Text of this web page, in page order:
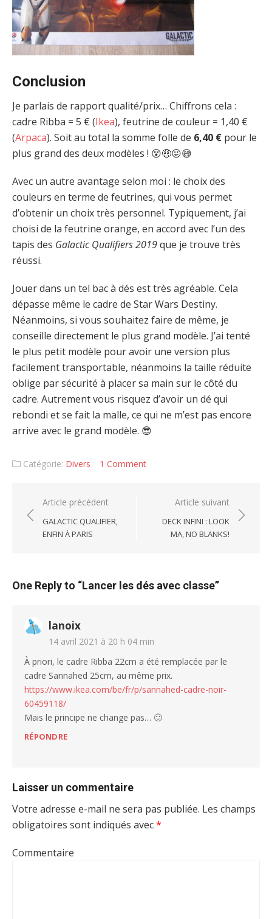
Conclusion
Je parlais de rapport qualité/prix… Chiffrons cela :
cadre Ribba = 5 € (Ikea), feutrine de couleur = 1,40 €
(Arpaca). Soit au total la somme folle de 6,40 € pour le
plus grand des deux modèles ! 😵🤑😜😅
Avec un autre avantage selon moi : le choix des
couleurs en terme de feutrines, qui vous permet
d’obtenir un choix très personnel. Typiquement, j’ai
choisi de la feutrine orange, en accord avec l’un des
tapis des Galactic Qualifiers 2019que je trouve très
réussi.
Jouer dans un tel bac à dés est très agréable. Cela
dépasse même le cadre de Star Wars Destiny.
Néanmoins, si vous souhaitez faire de même, je
conseille directement le plus grand modèle. J’ai tenté
le plus petit modèle pour avoir une version plus
facilement transportable, néanmoins la taille réduite
oblige par sécurité à placer sa main sur le côté du
cadre. Autrement vous risquez d’avoir un dé qui
rebondi et se fait la malle, ce qui ne m’est pas encore
arrive avec le grand modèle. 😎
Catégorie: Divers 1 Comment
Navigation
de
Article précédent
GALACTIC QUALIFIER,
ENFIN À PARIS
Article suivant
DECK INFINI : LOOK
MA, NO BLANKS!
One Reply to “Lancer les dés avec classe”
lanoix
14 avril 2021 à 20 h 04 min
À priori, le cadre Ribba 22cm a été remplacée par le
cadre Sannahed 25cm, au même prix.
https://www.ikea.com/be/fr/p/sannahed-cadre-noir-
60459118/
Mais le principe ne change pas… 🙂
RÉPONDRE
Laisser un commentaire
Votre adresse e-mail ne sera pas publiée. Les champs
obligatoires sont indiqués avec*
Commentaire